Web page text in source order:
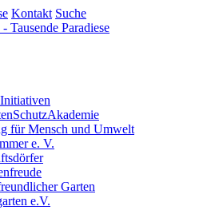
Kontakt Suche
für Mensch und Umwelt
e. V.
Garten
e.V.